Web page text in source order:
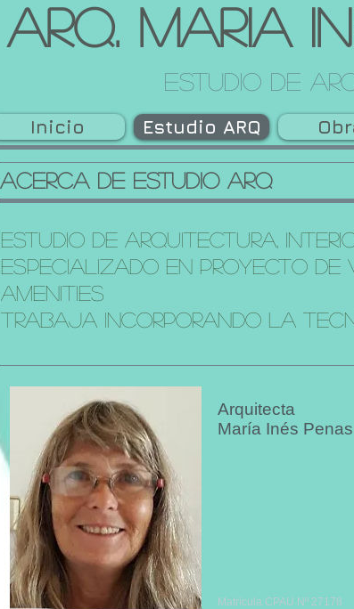
Arq. Maria
estudio de
Inicio Estudio ARQ
Acerca de Estudio ARQ
Estudio de Arquitectura,
Especializado en Proyecto DE
Amenities
Trabaja incorporando la
Arquitecta
María Inés Penas
Matrícula CPAU Nº 27178